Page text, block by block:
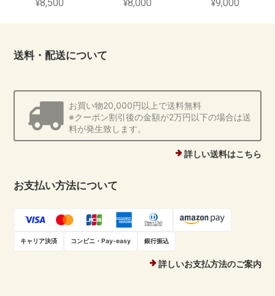
¥8,500 ¥8,000 ¥9,000
送料・配送について
お買い物20,000円以上で送料無料
※クーポン割引後の金額が2万円以下の場合は送
料が発生致します。
詳しい送料はこちら
お支払い方法について
キャリア決済 コンビニ・Pay-easy 銀行振込
詳しいお支払方法のご案内